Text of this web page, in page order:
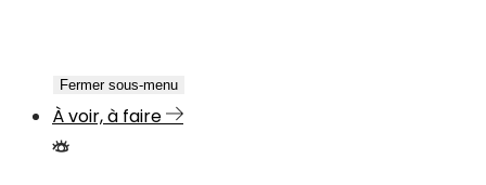
Fermer sous-menu
À voir, à faire